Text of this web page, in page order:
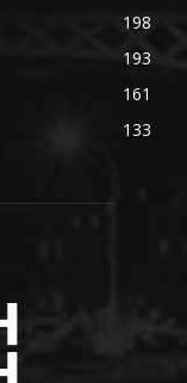
198
193
161
133